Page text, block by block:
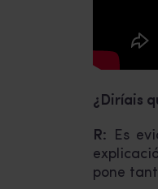
¿Diríais
R: Es
pone